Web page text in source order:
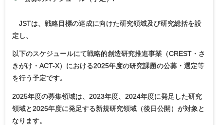
JSTは、戦略目標の達成に向けた研究領域及び研究総括を設
定し、
以下のスケジュールにて戦略的創造研究推進事業（CREST・さ
きがけ・ACT-X）における2025年度の研究課題の公募・選定等
を行う予定です。
2025年度の募集領域は、2023年度、2024年度に発足した研究
領域と2025年度に発足する新規研究領域（後日公開）が対象と
なります。